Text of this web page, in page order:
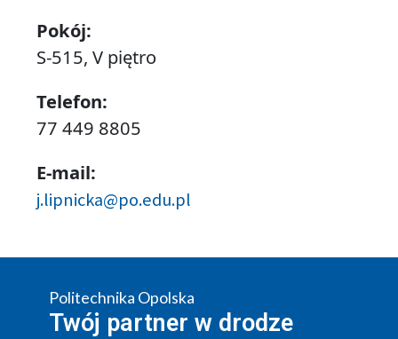
Pokój:
S-515, V piętro
Telefon:
77 449 8805
E-mail:
j.lipnicka@po.edu.pl
Politechnika Opolska
Twój partner w drodze